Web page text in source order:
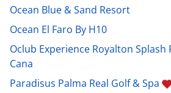
Ocean Blue & Sand Resort
Ocean El Faro By H10
Oclub Experience Royalton Splash
Cana
Paradisus Palma Real Golf & Spa